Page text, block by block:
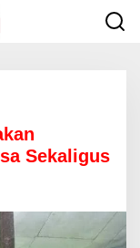
Sekaligus